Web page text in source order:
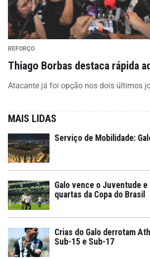
REFORÇO
Thiago Borbas destaca rápida
Atacante já foi opção nos dois últimos
MAIS LIDAS
Serviço de Mobilidade:
Galo vence o Juventude e
quartas da Copa do Brasil
Crias do Galo derrotam
Sub-15 e Sub-17